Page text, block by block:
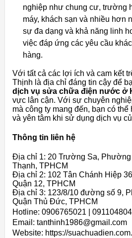
nghiệp như chung cư, trường
máy, khách sạn và nhiều hơn
sự đa dạng và khả năng linh
việc đáp ứng các yêu cầu
hàng.
Với tất cả các lợi ích và cam kết
Thịnh là địa chỉ đáng tin cậy để
dịch vụ sửa chữa điện nước ở
vực lân cận. Với sự chuyên
mà công ty mang đến, bạn có
và yên tâm khi sử dụng dịch vụ
Thông tin liên hệ
Địa chỉ 1: 20 Trường Sa, Phường
Thạnh, TPHCM
Địa chỉ 2: 102 Tân Chánh Hiệp
Quận 12, TPHCM
Địa chỉ 3: 123/8/10 đường số 9,
Quận Thủ Đức, TPHCM
Hotline: 0906765021 |
Email: tanthinh1986@gmail.com
Website: https://